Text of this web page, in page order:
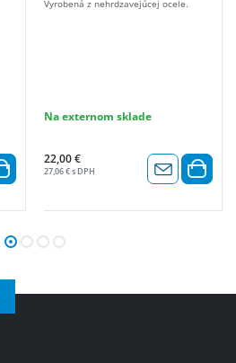
Vyrobená z nehrdzavejúcej ocele.
Na externom sklade
22,00 €
27,06 € s DPH